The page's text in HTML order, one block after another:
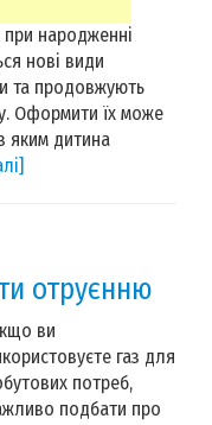
народженні
нові види
та продовжують
Оформити їх може
яким дитина
отруєнню
ви
газ для
потреб,
подбати про